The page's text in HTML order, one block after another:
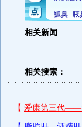
相关新闻
相关搜索：